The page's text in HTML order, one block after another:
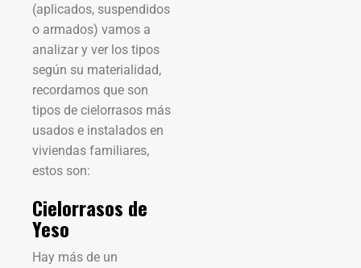
(aplicados, suspendidos
o armados) vamos a
analizar y ver los tipos
según su materialidad,
recordamos que son
tipos de cielorrasos más
usados e instalados en
viviendas familiares,
estos son:
Cielorrasos de
Yeso
Hay más de un